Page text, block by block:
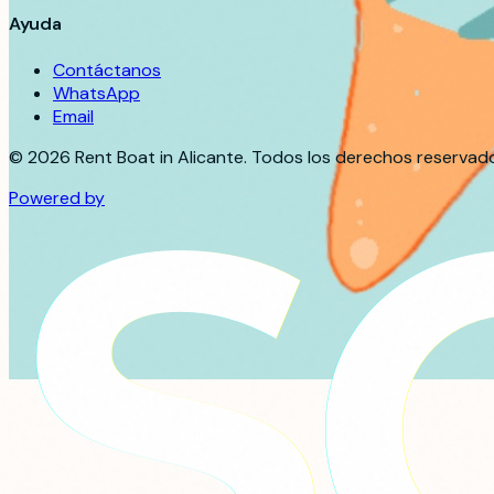
Ayuda
Contáctanos
WhatsApp
Email
© 2026 Rent Boat in Alicante. Todos los derechos
Powered by